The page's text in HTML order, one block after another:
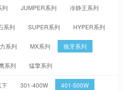
列 JUMPER系列 冷静王系列
系列 SUPER系列 HYPER系列
系列 MX系列 狼牙系列
系列 猛擎系列
下 301-400W 401-500W